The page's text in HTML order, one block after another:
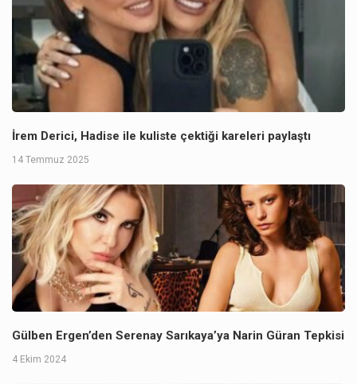
İrem Derici, Hadise ile kuliste çektiği kareleri paylaştı
14 Temmuz 2025
Gülben Ergen’den Serenay Sarıkaya’ya Narin Güran Tepkisi
4 Ekim 2024